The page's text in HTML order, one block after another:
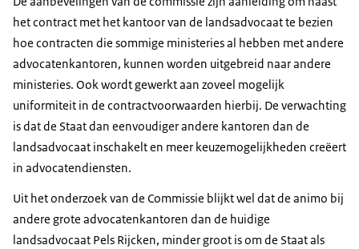
het contract met het kantoor van de landsadvocaat te bezien
hoe contracten die sommige ministeries al hebben met andere
advocatenkantoren, kunnen worden uitgebreid naar andere
ministeries. Ook wordt gewerkt aan zoveel mogelijk
uniformiteit in de contractvoorwaarden hierbij. De verwachting
is dat de Staat dan eenvoudiger andere kantoren dan de
landsadvocaat inschakelt en meer keuzemogelijkheden creëert
in advocatendiensten.
Uit het onderzoek van de Commissie blijkt wel dat de animo bij
andere grote advocatenkantoren dan de huidige
landsadvocaat Pels Rijcken, minder groot is om de Staat als